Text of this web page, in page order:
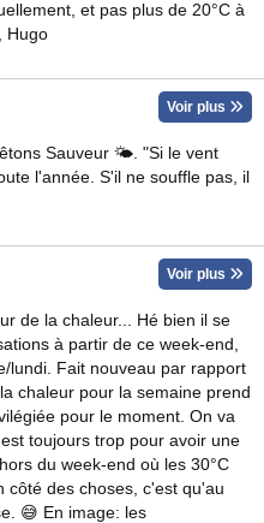
et pas plus de 20°C à
Hugo
Voir plus
Sauveur 🌤. "Si le vent
l'année. S'il ne souffle pas, il
Voir plus
de la chaleur... Hé bien il se
à partir de ce week-end,
lundi. Fait nouveau par rapport
chaleur pour la semaine prend
pour le moment. On va
toujours trop pour avoir une
du week-end où les 30°C
côté des choses, c'est qu'au
😅 En image: les